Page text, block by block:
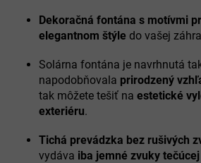
Dekoračná fontána s motívmi
elegantnom štýle do vašej
Solárna fontána je navrhnutá
napodobňovala prirodzený
tak môžete tešiť na estetické
exteriéru.
Tichá prevádzka bez rušivých
vydáva iba jemné zvuky